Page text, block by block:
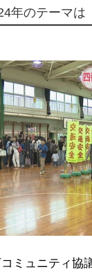
年のテーマは
ミュニティ協